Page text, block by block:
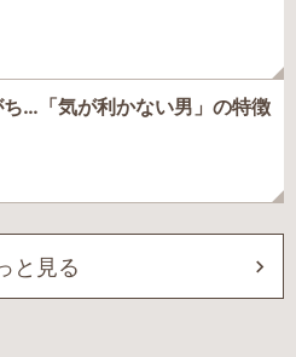
…「気が利かない男」の特徴
と見る